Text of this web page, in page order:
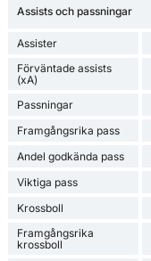
Assists och passningar
Assister
Förväntade assists
(xA)
Passningar
Framgångsrika pass
Andel godkända pass
Viktiga pass
Krossboll
Framgångsrika
krossboll